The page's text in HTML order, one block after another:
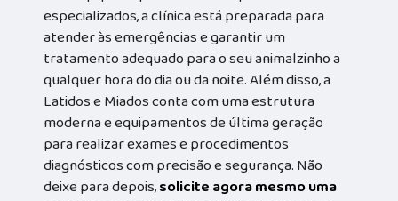
especializados, a clínica está preparada para
atender às emergências e garantir um
tratamento adequado para o seu animalzinho a
qualquer hora do dia ou da noite. Além disso, a
Latidos e Miados conta com uma estrutura
moderna e equipamentos de última geração
para realizar exames e procedimentos
diagnósticos com precisão e segurança. Não
deixe para depois,solicite agora mesmo uma